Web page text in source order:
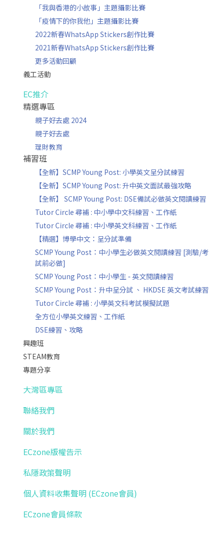
「我與香港的小故事」主題攝影比賽
「疫情下的你我他」主題攝影比賽
2022新春WhatsApp Stickers創作比賽
2021新春WhatsApp Stickers創作比賽
更多活動回顧
義工活動
EC推介
精選專區
親子好去處 2024
親子好去處
理財教育
補習班
【全新】SCMP Young Post: 小學英文呈分試練習
【全新】SCMP Young Post: 升中英文面試最強攻略
【全新】 SCMP Young Post: DSE備試必做英文閱讀練習
Tutor Circle 尋補 : 中小學中文科練習、工作紙
Tutor Circle 尋補 : 中小學英文科練習、工作紙
【精選】博學中文：呈分試準備
SCMP Young Post：中小學生必做英文閱讀練習 [測驗/考
試前必做]
SCMP Young Post：中小學生 - 英文閱讀練習
SCMP Young Post：升中呈分試 、 HKDSE 英文考試練習
Tutor Circle 尋補 : 小學英文科考試模擬試題
全方位小學英文練習、工作紙
DSE練習、攻略
興趣班
STEAM教育
專題分享
大灣區專區
聯絡我們
關於我們
ECzone版權告示
私隱政策聲明
個人資料收集聲明 (ECzone會員)
ECzone會員條款